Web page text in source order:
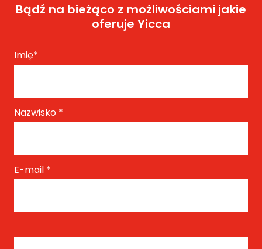
Bądź na bieżąco z możliwościami jakie
oferuje Yicca
Imię*
Nazwisko *
E-mail *